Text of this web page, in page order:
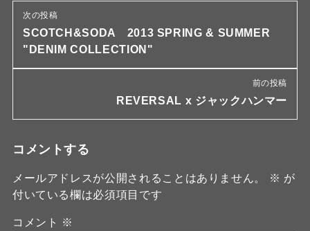
次の投稿
SCOTCH&SODA 2013 SPRING & SUMMER
"DENIM COLLECTION"
前の投稿
REVERSAL x ジャックハンマー
コメントする
メールアドレスが公開されることはありません。 ※ が
付いている欄は必須項目です
コメント ※